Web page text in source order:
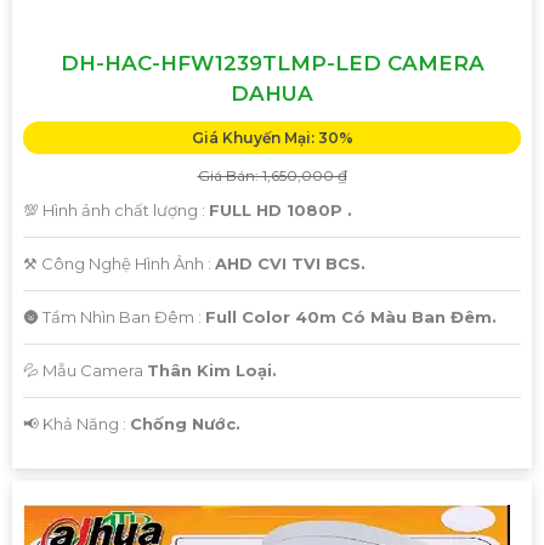
DH-HAC-HFW1239TLMP-LED CAMERA
DAHUA
Giá Khuyến Mại: 30%
Giá Bán: 1,650,000 ₫
💯 Hình ảnh chất lượng : FULL HD 1080P .
⚒ Công Nghệ Hình Ảnh : AHD CVI TVI BCS.
🌚 Tầm Nhìn Ban Đêm : Full Color 40m Có Màu Ban Đêm.
💦 Mẫu Camera Thân Kim Loại.
️📢 Khả Năng : Chống Nước.